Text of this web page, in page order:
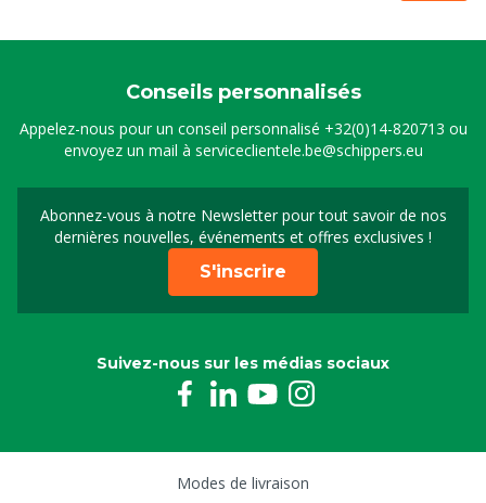
Conseils personnalisés
Appelez-nous pour un conseil personnalisé +32(0)14-820713 ou
envoyez un mail à serviceclientele.be@schippers.eu
Abonnez-vous à notre Newsletter pour tout savoir de nos
dernières nouvelles, événements et offres exclusives !
Inscrivez-vous à notre
S'inscrire
Suivez-nous sur les médias sociaux
Modes de livraison